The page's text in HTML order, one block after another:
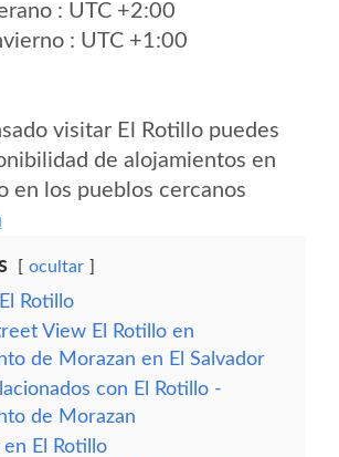
: UTC +2:00
: UTC +1:00
visitar El Rotillo puedes
de alojamientos en
en los pueblos cercanos
ocultar
Rotillo
View El Rotillo en
de Morazan en El Salvador
con El Rotillo -
de Morazan
El Rotillo